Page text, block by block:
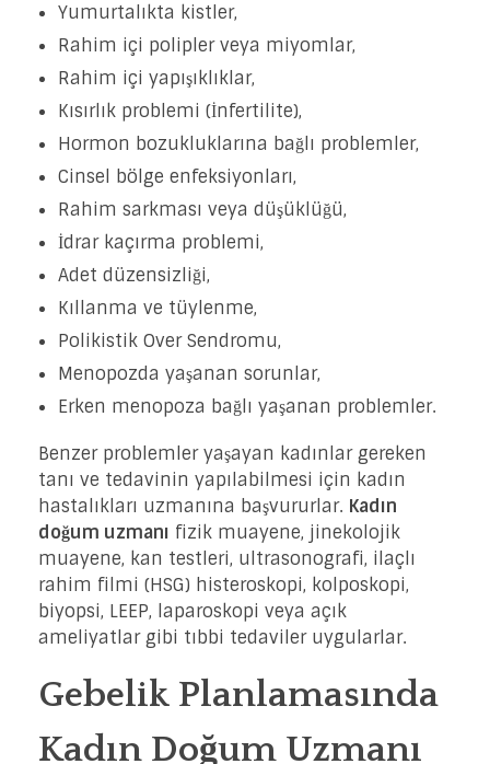
Yumurtalıkta kistler,
Rahim içi polipler veya miyomlar,
Rahim içi yapışıklıklar,
Kısırlık problemi (İnfertilite),
Hormon bozukluklarına bağlı problemler,
Cinsel bölge enfeksiyonları,
Rahim sarkması veya düşüklüğü,
İdrar kaçırma problemi,
Adet düzensizliği,
Kıllanma ve tüylenme,
Polikistik Over Sendromu,
Menopozda yaşanan sorunlar,
Erken menopoza bağlı yaşanan problemler.
Benzer problemler yaşayan kadınlar gereken
tanı ve tedavinin yapılabilmesi için kadın
hastalıkları uzmanına başvururlar. Kadın
doğum uzmanı fizik muayene, jinekolojik
muayene, kan testleri, ultrasonografi, ilaçlı
rahim filmi (HSG) histeroskopi, kolposkopi,
biyopsi, LEEP, laparoskopi veya açık
ameliyatlar gibi tıbbi tedaviler uygularlar.
Gebelik Planlamasında
Kadın Doğum Uzmanı